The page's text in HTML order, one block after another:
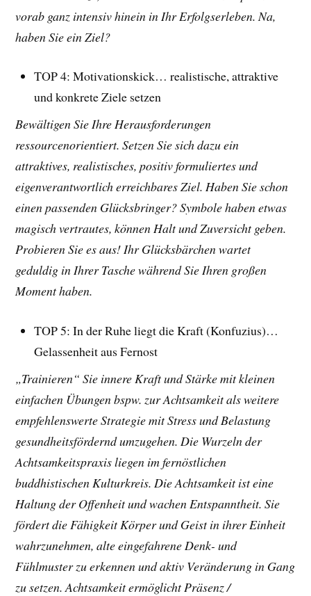
vorab ganz intensiv hinein in Ihr Erfolgserleben. Na,
haben Sie ein Ziel?
TOP 4: Motivationskick… realistische, attraktive
und konkrete Ziele setzen
Bewältigen Sie Ihre Herausforderungen
ressourcenorientiert. Setzen Sie sich dazu ein
attraktives, realistisches, positiv formuliertes und
eigenverantwortlich erreichbares Ziel. Haben Sie schon
einen passenden Glücksbringer? Symbole haben etwas
magisch vertrautes, können Halt und Zuversicht geben.
Probieren Sie es aus! Ihr Glücksbärchen wartet
geduldig in Ihrer Tasche während Sie Ihren großen
Moment haben.
TOP 5: In der Ruhe liegt die Kraft (Konfuzius)…
Gelassenheit aus Fernost
„Trainieren“ Sie innere Kraft und Stärke mit kleinen
einfachen Übungen bspw. zur Achtsamkeitals weitere
empfehlenswerte Strategie mit Stress und Belastung
gesundheitsfördernd umzugehen. Die Wurzeln der
Achtsamkeitspraxis liegen im fernöstlichen
buddhistischen Kulturkreis. Die Achtsamkeit ist eine
Haltung der Offenheit und wachen Entspanntheit. Sie
fördert die Fähigkeit Körper und Geist in ihrer Einheit
wahrzunehmen, alte eingefahrene Denk- und
Fühlmuster zu erkennen und aktiv Veränderung in Gang
zu setzen. Achtsamkeit ermöglicht Präsenz /